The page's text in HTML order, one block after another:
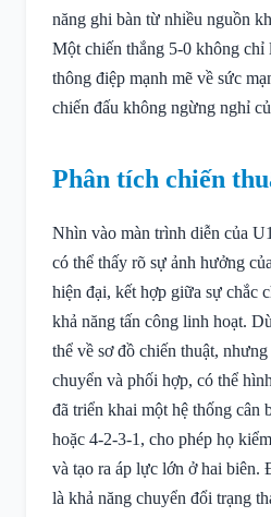
năng ghi bàn từ nhiều nguồn
Một chiến thắng 5-0 không chỉ
thông điệp mạnh mẽ về sức
chiến đấu không ngừng nghỉ
Phân tích chiến
Nhìn vào màn trình diễn của
có thể thấy rõ sự ảnh hưởng
hiện đại, kết hợp giữa sự chắc
khả năng tấn công linh hoạt.
thể về sơ đồ chiến thuật,
chuyển và phối hợp, có thể
đã triển khai một hệ thống cân
hoặc 4-2-3-1, cho phép họ
và tạo ra áp lực lớn ở hai biên.
là khả năng chuyển đổi trạng